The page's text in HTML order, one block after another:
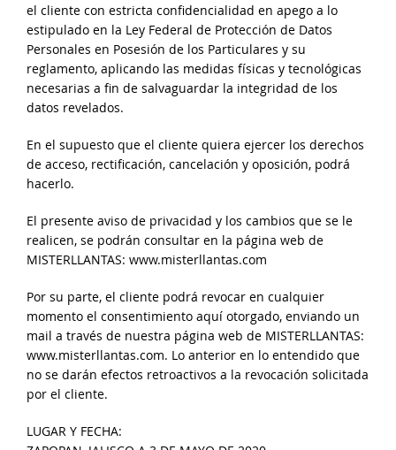
el cliente con estricta confidencialidad en apego a lo
estipulado en la Ley Federal de Protección de Datos
Personales en Posesión de los Particulares y su
reglamento, aplicando las medidas físicas y tecnológicas
necesarias a fin de salvaguardar la integridad de los
datos revelados.
En el supuesto que el cliente quiera ejercer los derechos
de acceso, rectificación, cancelación y oposición, podrá
hacerlo.
El presente aviso de privacidad y los cambios que se le
realicen, se podrán consultar en la página web de
MISTERLLANTAS: www.misterllantas.com
Por su parte, el cliente podrá revocar en cualquier
momento el consentimiento aquí otorgado, enviando un
mail a través de nuestra página web de MISTERLLANTAS:
www.misterllantas.com. Lo anterior en lo entendido que
no se darán efectos retroactivos a la revocación solicitada
por el cliente.
LUGAR Y FECHA: